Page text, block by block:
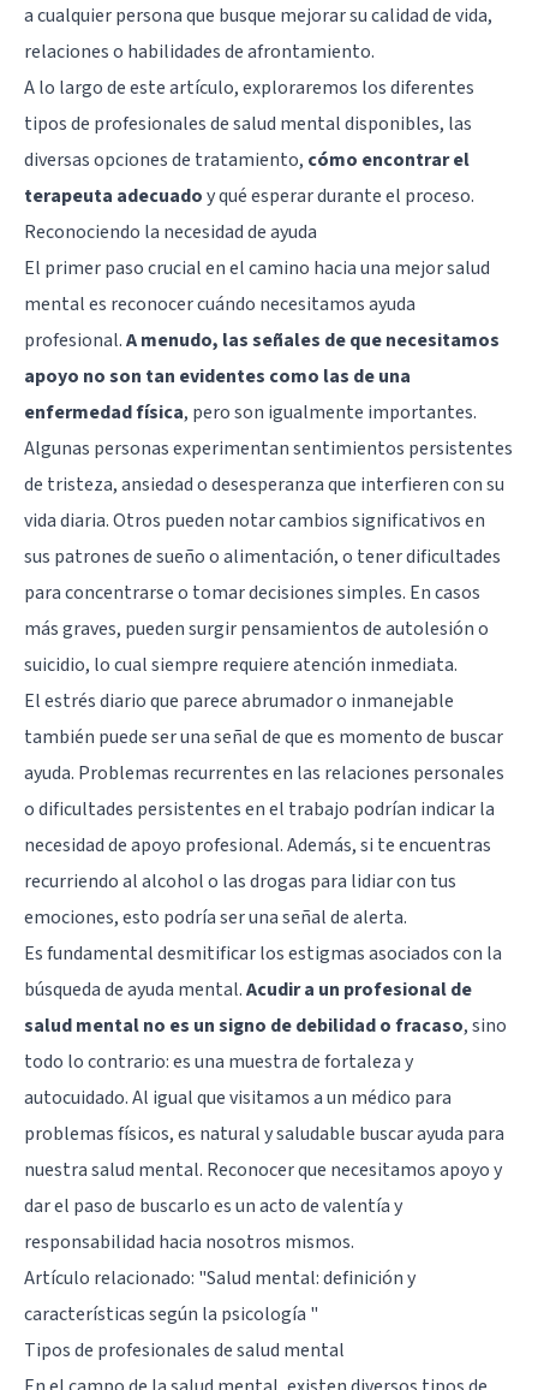
a cualquier persona que busque mejorar su calidad de vida,
relaciones o habilidades de afrontamiento.
A lo largo de este artículo, exploraremos los diferentes
tipos de profesionales de salud mental disponibles, las
diversas opciones de tratamiento, cómo encontrar el
terapeuta adecuadoy qué esperar durante el proceso.
Reconociendo la necesidad de ayuda
El primer paso crucial en el camino hacia una mejor salud
mental es reconocer cuándo necesitamos ayuda
profesional.A menudo, las señales de que necesitamos
apoyo no son tan evidentes como las de una
enfermedad física, pero son igualmente importantes.
Algunas personas experimentan sentimientos persistentes
de tristeza, ansiedad o desesperanza que interfieren con su
vida diaria. Otros pueden notar cambios significativos en
sus patrones de sueño o alimentación, o tener dificultades
para concentrarse o tomar decisiones simples. En casos
más graves, pueden surgir pensamientos de autolesión o
suicidio, lo cual siempre requiere atención inmediata.
El estrés diario que parece abrumador o inmanejable
también puede ser una señal de que es momento de buscar
ayuda. Problemas recurrentes en las relaciones personales
o dificultades persistentes en el trabajo podrían indicar la
necesidad de apoyo profesional. Además, si te encuentras
recurriendo al alcohol o las drogas para lidiar con tus
emociones, esto podría ser una señal de alerta.
Es fundamental desmitificar los estigmas asociados con la
búsqueda de ayuda mental.Acudir a un profesional de
salud mental no es un signo de debilidad o fracaso, sino
todo lo contrario: es una muestra de fortaleza y
autocuidado. Al igual que visitamos a un médico para
problemas físicos, es natural y saludable buscar ayuda para
nuestra salud mental. Reconocer que necesitamos apoyo y
dar el paso de buscarlo es un acto de valentía y
responsabilidad hacia nosotros mismos.
Artículo relacionado: "Salud mental: definición y
características según la psicología "
Tipos de profesionales de salud mental